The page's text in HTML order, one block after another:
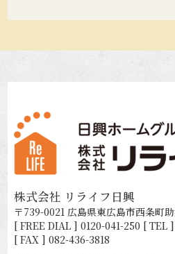
株式会社 リライフ日興
〒739-0021 広島県東広島市西条町助
[ FREE DIAL ]0120-041-250 [ TEL
[ FAX ] 082-436-3818